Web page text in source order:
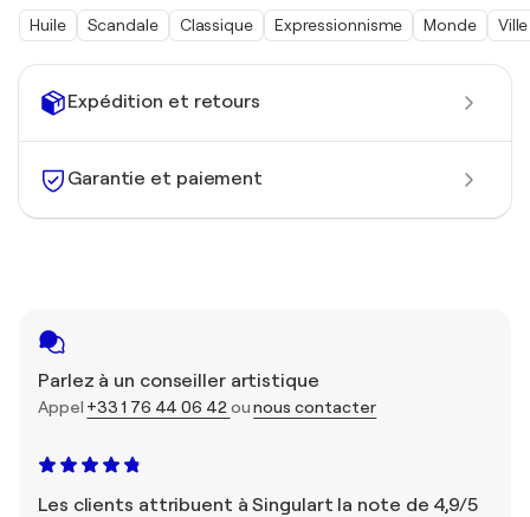
Expédition et retours
Garantie et paiement
Parlez à un conseiller artistique
Appel +33 1 76 44 06 42 ounous contacter
Les clients attribuent à Singulart la note de 4,9/5
Huile Scandale Classique Expressionnisme Monde Ville